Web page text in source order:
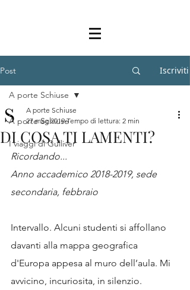
Post Iscriviti
A porte Schiuse
I viaggi di Gulliver
A porte Schiuse
DI COSA TI LAMENTI?
A porte Schiuse
27 mag 2019 Tempo di lettura: 2 min
Ricordando...
Anno accademico 2018-2019, sede
secondaria, febbraio
Intervallo. Alcuni studenti si affollano
davanti alla mappa geografica
d'Europa appesa al muro dell’aula. Mi
avvicino, incuriosita, in silenzio.